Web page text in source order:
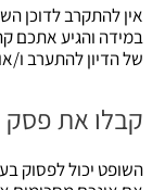
אין להתקרב לדוכן
במידה והגיע אתכם
של הדיון להתערב ו/
קבלו את פסק
השופט יכול לפסוק